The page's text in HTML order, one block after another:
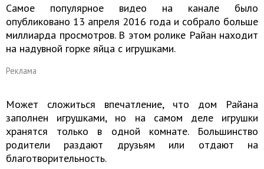
Самое популярное видео на канале было
опубликовано 13 апреля 2016 года и собрало больше
миллиарда просмотров. В этом ролике Райан находит
на надувной горке яйца с игрушками.
Реклама
Может сложиться впечатление, что дом Райана
заполнен игрушками, но на самом деле игрушки
хранятся только в одной комнате. Большинство
родители раздают друзьям или отдают на
благотворительность.